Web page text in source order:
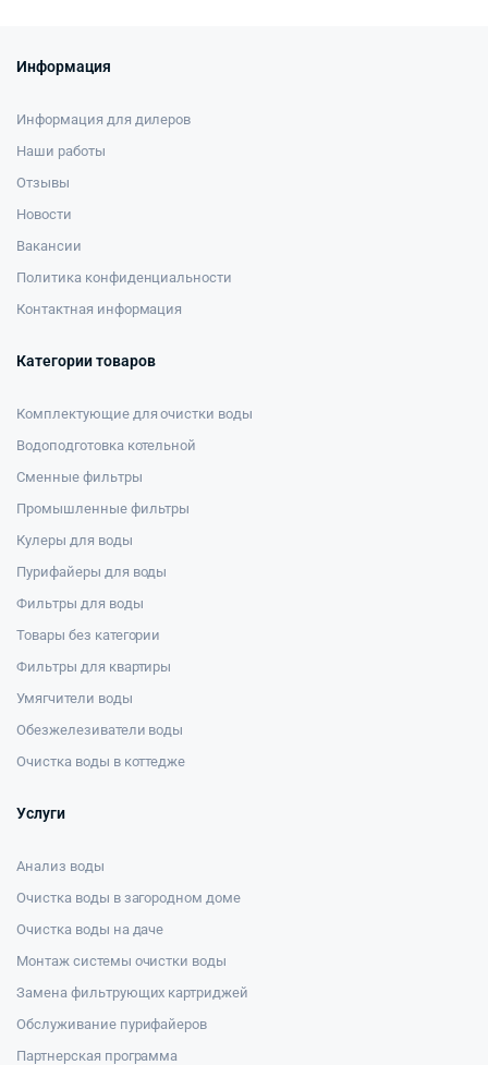
Информация
Информация для дилеров
Наши работы
Отзывы
Новости
Вакансии
Политика конфиденциальности
Контактная информация
Категории товаров
Комплектующие для очистки воды
Водоподготовка котельной
Сменные фильтры
Промышленные фильтры
Кулеры для воды
Пурифайеры для воды
Фильтры для воды
Товары без категории
Фильтры для квартиры
Умягчители воды
Обезжелезиватели воды
Очистка воды в коттедже
Услуги
Анализ воды
Очистка воды в загородном доме
Очистка воды на даче
Монтаж системы очистки воды
Замена фильтрующих картриджей
Обслуживание пурифайеров
Партнерская программа